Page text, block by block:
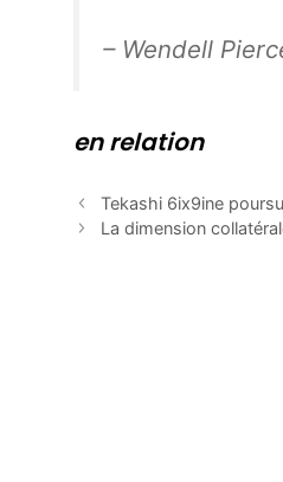
– Wendell
en relation
Tekashi 6ix9ine
La dimension